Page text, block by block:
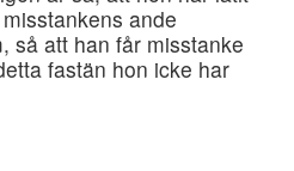
ande
så att han får misstanke
fastän hon icke har